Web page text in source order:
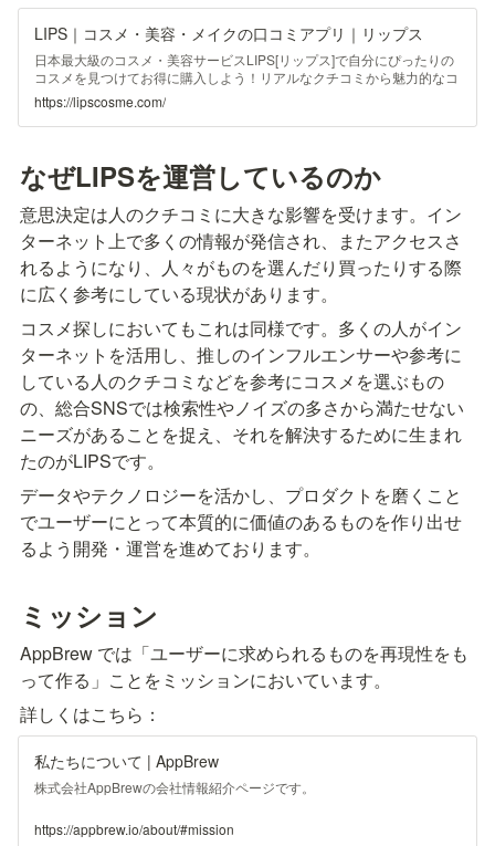
LIPS｜コスメ・美容・メイクの口コミアプリ｜リップス
日本最大級のコスメ・美容サービスLIPS[リップス]で自分にぴったりの
コスメを見つけてお得に購入しよう！リアルなクチコミから魅力的なコ
スメに出会えたり、おしゃれなあの子や有名人のメイク方法もわかる！
ランキングや役立つ記事も充実！最新トレンドや人気コスメを探すなら
LIPSで♪
https://lipscosme.com/
なぜLIPSを運営しているのか
意思決定は人のクチコミに大きな影響を受けます。イン
ターネット上で多くの情報が発信され、またアクセスさ
れるようになり 、人々がものを選んだり買ったりする際
に広く参考にしている現状があります。
コスメ探しにおいてもこれは同様です。多くの人がイン
ターネットを活用し、推しのインフルエンサーや参考に
している人のクチコミなどを参考にコスメを選ぶもの
の、総合SNSでは検索性やノイズの多さから満たせない
ニーズがあることを捉え、それを解決するために生まれ
たのがLIPSです。
データやテクノロジーを活かし、プロダクトを磨くこと
でユーザーにとって本質的に価値のあるものを作り出せ
るよう開発・運営を進めております。
ミッション
AppBrew では「ユーザーに求められるものを再現性をも
って作る」ことをミッションにおいています。
詳しくはこちら：
私たちについて | AppBrew
株式会社AppBrewの会社情報紹介ページです。
https://appbrew.io/about/#mission